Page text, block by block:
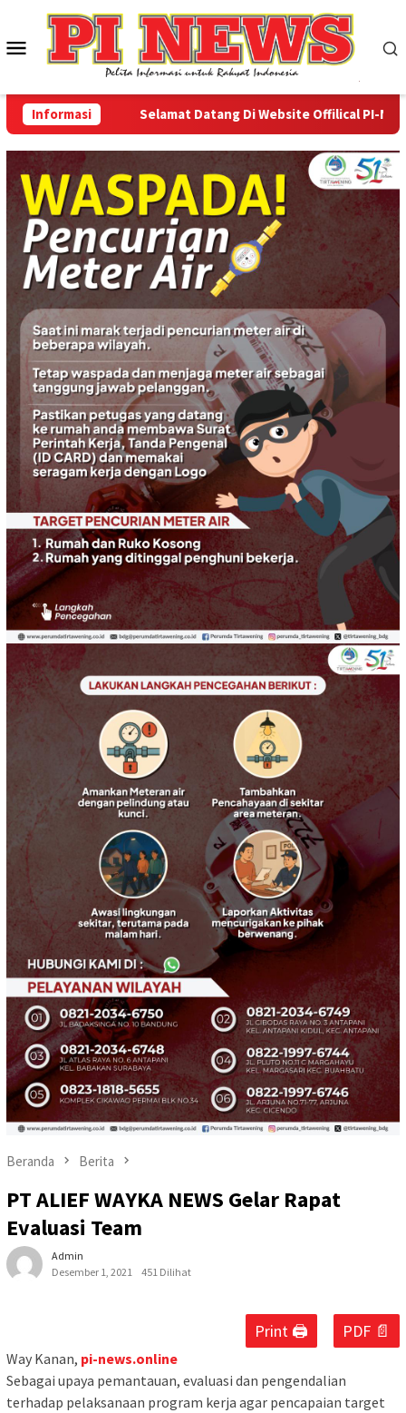
konten
Menu
Mobile
Informasi Selamat Datang Di Website Offilical PI-News
Beranda Berita
PT ALIEF WAYKA NEWS Gelar Rapat
Evaluasi Team
Admin
Desember 1, 2021
451 Dilihat
Print 🖨 PDF 📄
Way Kanan, pi-news.online
Sebagai upaya pemantauan, evaluasi dan pengendalian
terhadap pelaksanaan program kerja agar pencapaian target